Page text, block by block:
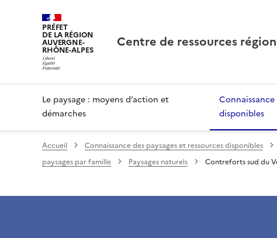
PRÉFET
DE LA RÉGION
AUVERGNE-
RHÔNE-ALPES Centre de ressources
Le paysage : moyens d’action et
démarches
Connaissance
disponibles
Accueil Connaissance des paysages et ressources disponibles
paysages par famille
Paysages naturels Contreforts sud du